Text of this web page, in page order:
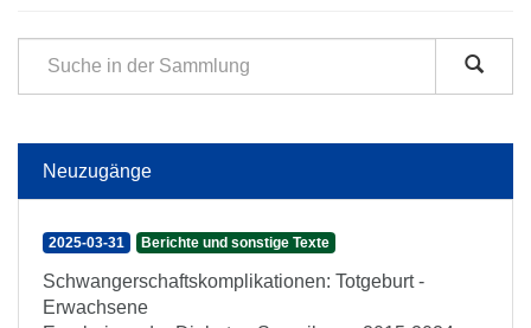
Neuzugänge
2025-03-31 Berichte und sonstige Texte
Schwangerschaftskomplikationen: Totgeburt -
Erwachsene